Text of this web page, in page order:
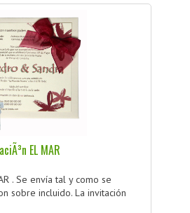
EL MAR
. Se envía tal y como se
sobre incluido. La invitación